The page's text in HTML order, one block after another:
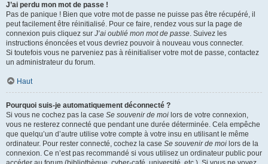
J’ai perdu mon mot de passe !
Pas de panique ! Bien que votre mot de passe ne puisse pas être récupéré, il
peut facilement être réinitialisé. Pour ce faire, rendez vous sur la page de
connexion puis cliquez sur J’ai oublié mon mot de passe. Suivez les
instructions énoncées et vous devriez pouvoir à nouveau vous connecter.
Si toutefois vous ne parveniez pas à réinitialiser votre mot de passe, contactez
un administrateur du forum.
Haut
Pourquoi suis-je automatiquement déconnecté ?
Si vous ne cochez pas la case Se souvenir de moi lors de votre connexion,
vous ne resterez connecté que pendant une durée déterminée. Cela empêche
que quelqu’un d’autre utilise votre compte à votre insu en utilisant le même
ordinateur. Pour rester connecté, cochez la case Se souvenir de moi lors de la
connexion. Ce n’est pas recommandé si vous utilisez un ordinateur public pour